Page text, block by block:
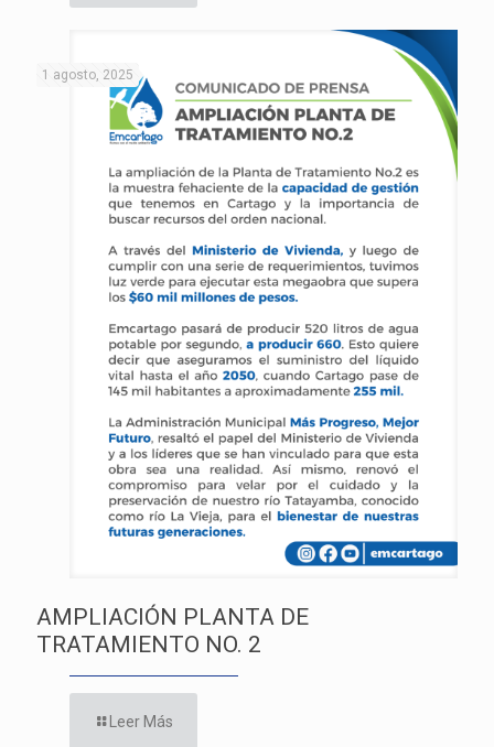
1 agosto, 2025
AMPLIACIÓN PLANTA DE
TRATAMIENTO NO. 2
Leer Más